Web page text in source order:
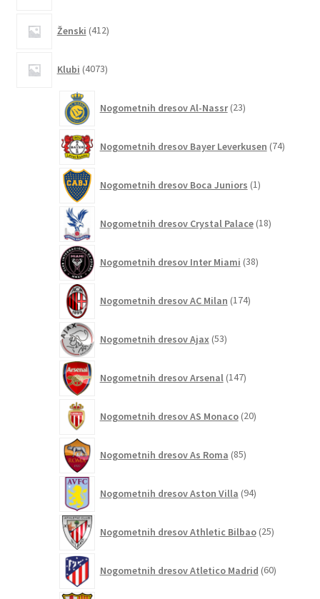
Ženski 412izdelkov
Klubi 4073izdelkov
Nogometnih dresov Al-Nassr 23izdelkov
Nogometnih dresov Bayer Leverkusen 74izdelkov
Nogometnih dresov Boca Juniors 1izdelek
Nogometnih dresov Crystal Palace 18izdelkov
Nogometnih dresov Inter Miami 38izdelkov
Nogometnih dresov AC Milan 174izdelkov
Nogometnih dresov Ajax 53izdelkov
Nogometnih dresov Arsenal 147izdelkov
Nogometnih dresov AS Monaco 20izdelkov
Nogometnih dresov As Roma 85izdelkov
Nogometnih dresov Aston Villa 94izdelkov
Nogometnih dresov Athletic Bilbao 25izdelkov
Nogometnih dresov Atletico Madrid 60izdelkov